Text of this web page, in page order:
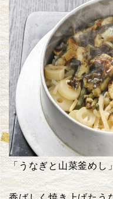
「うなぎと山菜釜めし